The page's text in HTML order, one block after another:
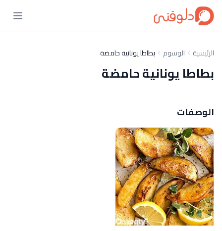
الرئيسية الوسوم بطاطا يونانية حامضة
بطاطا يونانية حامضة
الوصفات